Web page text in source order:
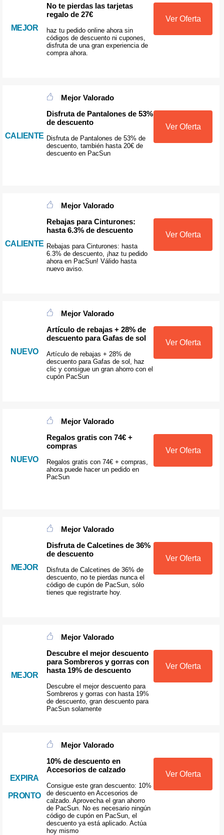
MEJOR
No te pierdas las tarjetas
regalo de 27€
haz tu pedido online ahora sin
códigos de descuento ni cupones,
disfruta de una gran experiencia de
compra ahora.
Ver Oferta
CALIENTE
Mejor Valorado
Disfruta de Pantalones de 53%
de descuento
Disfruta de Pantalones de 53% de
descuento, también hasta 20€ de
descuento en PacSun
Ver Oferta
CALIENTE
Mejor Valorado
Rebajas para Cinturones:
hasta 6.3% de descuento
Rebajas para Cinturones: hasta
6.3% de descuento, ¡haz tu pedido
ahora en PacSun! Válido hasta
nuevo aviso.
Ver Oferta
NUEVO
Mejor Valorado
Artículo de rebajas + 28% de
descuento para Gafas de sol
Artículo de rebajas + 28% de
descuento para Gafas de sol, haz
clic y consigue un gran ahorro con el
cupón PacSun
Ver Oferta
NUEVO
Mejor Valorado
Regalos gratis con 74€ +
compras
Regalos gratis con 74€ + compras,
ahora puede hacer un pedido en
PacSun
Ver Oferta
MEJOR
Mejor Valorado
Disfruta de Calcetines de 36%
de descuento
Disfruta de Calcetines de 36% de
descuento, no te pierdas nunca el
código de cupón de PacSun, sólo
tienes que registrarte hoy.
Ver Oferta
MEJOR
Mejor Valorado
Descubre el mejor descuento
para Sombreros y gorras con
hasta 19% de descuento
Descubre el mejor descuento para
Sombreros y gorras con hasta 19%
de descuento, gran descuento para
PacSun solamente
Ver Oferta
EXPIRA
PRONTO
Mejor Valorado
10% de descuento en
Accesorios de calzado
Consigue este gran descuento: 10%
de descuento en Accesorios de
calzado. Aprovecha el gran ahorro
de PacSun. No es necesario ningún
código de cupón en PacSun, el
descuento ya está aplicado. Actúa
hoy mismo
Ver Oferta